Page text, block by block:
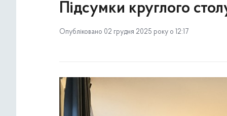
Підсумки круглого
Опубліковано 02 грудня 2025 року о 12:17